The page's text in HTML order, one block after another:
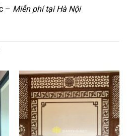
– Miễn phí tại Hà Nội